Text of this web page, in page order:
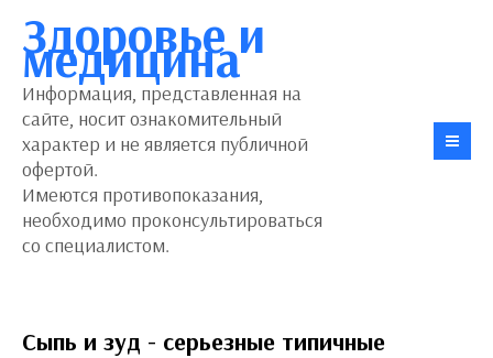
Здоровье и
медицина
Информация, представленная на
сайте, носит ознакомительный
характер и не является публичной
офертой.
Имеются противопоказания,
необходимо проконсультироваться
со специалистом.
Сыпь и зуд - серьезные типичные